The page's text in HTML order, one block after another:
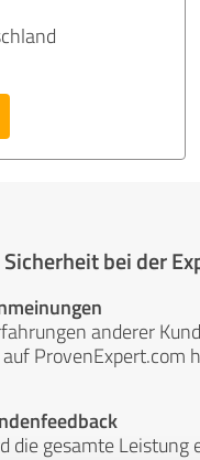
bei der
anderer
ProvenExpert.com
die gesamte